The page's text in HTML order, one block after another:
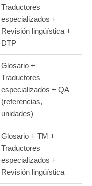
Traductores
especializados +
Revisión lingüística +
DTP
Glosario +
Traductores
especializados + QA
(referencias,
unidades)
Glosario + TM +
Traductores
especializados +
Revisión lingüística